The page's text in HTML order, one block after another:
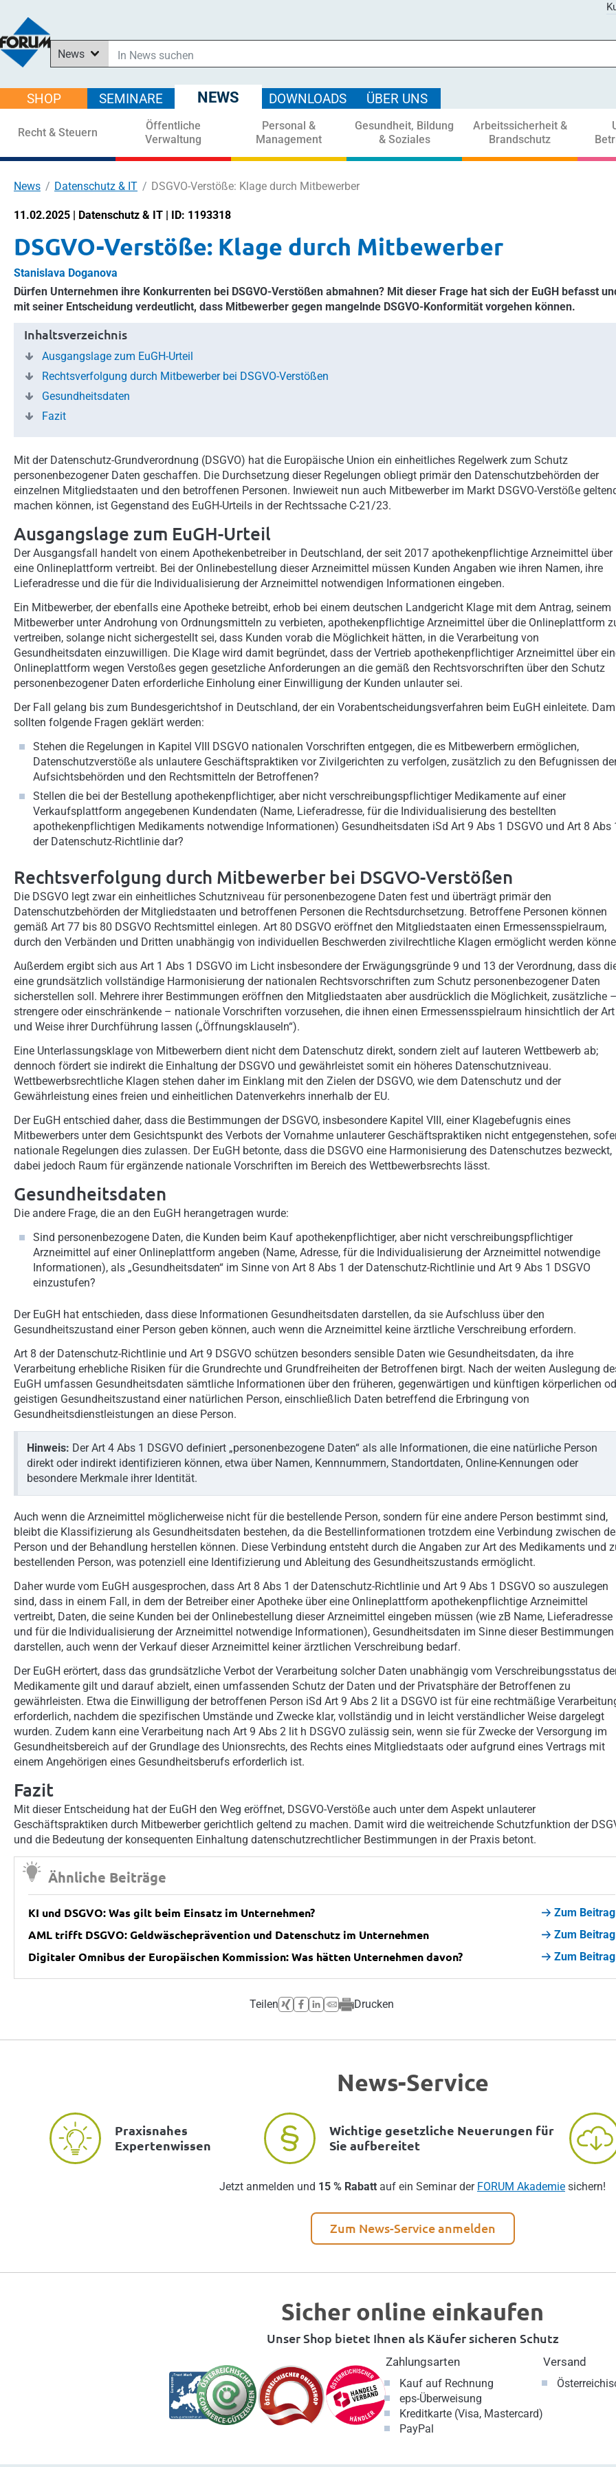
News
In Downloads suchen
Im Shop suchen
In Seminaren suchen
SHOP SEMINARE NEWS DOWNLOADS ÜBER UNS
Recht & Steuern
Öffentliche
Verwaltung
Personal &
Management
Gesundheit, Bildung
& Soziales
Arbeitssicherheit &
Brandschutz
News Datenschutz & IT DSGVO-Verstöße: Klage durch Mitbewerber
11.02.2025 | Datenschutz & IT | ID: 1193318
DSGVO-Verstöße: Klage durch Mitbewerber
Stanislava Doganova
Dürfen Unternehmen ihre Konkurrenten bei DSGVO-Verstößen abmahnen? Mit dieser Frage hat sich der EuGH befasst
mit seiner Entscheidung verdeutlicht, dass Mitbewerber gegen mangelnde DSGVO-Konformität vorgehen können.
Inhaltsverzeichnis
Ausgangslage zum EuGH-Urteil
Rechtsverfolgung durch Mitbewerber bei DSGVO-Verstößen
Gesundheitsdaten
Fazit
Mit der Datenschutz-Grundverordnung (DSGVO) hat die Europäische Union ein einheitliches Regelwerk zum Schutz
personenbezogener Daten geschaffen. Die Durchsetzung dieser Regelungen obliegt primär den Datenschutzbehörden der
einzelnen Mitgliedstaaten und den betroffenen Personen. Inwieweit nun auch Mitbewerber im Markt DSGVO-Verstöße
machen können, ist Gegenstand des EuGH-Urteils in der Rechtssache C-21/23.
Ausgangslage zum EuGH-Urteil
Der Ausgangsfall handelt von einem Apothekenbetreiber in Deutschland, der seit 2017 apothekenpflichtige Arzneimittel über
eine Onlineplattform vertreibt. Bei der Onlinebestellung dieser Arzneimittel müssen Kunden Angaben wie ihren Namen, ihre
Lieferadresse und die für die Individualisierung der Arzneimittel notwendigen Informationen eingeben.
Ein Mitbewerber, der ebenfalls eine Apotheke betreibt, erhob bei einem deutschen Landgericht Klage mit dem Antrag, seinem
Mitbewerber unter Androhung von Ordnungsmitteln zu verbieten, apothekenpflichtige Arzneimittel über die Onlineplattform
vertreiben, solange nicht sichergestellt sei, dass Kunden vorab die Möglichkeit hätten, in die Verarbeitung von
Gesundheitsdaten einzuwilligen. Die Klage wird damit begründet, dass der Vertrieb apothekenpflichtiger Arzneimittel über
Onlineplattform wegen Verstoßes gegen gesetzliche Anforderungen an die gemäß den Rechtsvorschriften über den Schutz
personenbezogener Daten erforderliche Einholung einer Einwilligung der Kunden unlauter sei.
Der Fall gelang bis zum Bundesgerichtshof in Deutschland, der ein Vorabentscheidungsverfahren beim EuGH einleitete.
sollten folgende Fragen geklärt werden:
Stehen die Regelungen in Kapitel VIII DSGVO nationalen Vorschriften entgegen, die es Mitbewerbern ermöglichen,
Datenschutzverstöße als unlautere Geschäftspraktiken vor Zivilgerichten zu verfolgen, zusätzlich zu den Befugnissen
Aufsichtsbehörden und den Rechtsmitteln der Betroffenen?
Stellen die bei der Bestellung apothekenpflichtiger, aber nicht verschreibungspflichtiger Medikamente auf einer
Verkaufsplattform angegebenen Kundendaten (Name, Lieferadresse, für die Individualisierung des bestellten
apothekenpflichtigen Medikaments notwendige Informationen) Gesundheitsdaten iSd Art 9 Abs 1 DSGVO und Art 8 Abs
der Datenschutz-Richtlinie dar?
Rechtsverfolgung durch Mitbewerber bei DSGVO-Verstößen
Die DSGVO legt zwar ein einheitliches Schutzniveau für personenbezogene Daten fest und überträgt primär den
Datenschutzbehörden der Mitgliedstaaten und betroffenen Personen die Rechtsdurchsetzung. Betroffene Personen können
gemäß Art 77 bis 80 DSGVO Rechtsmittel einlegen. Art 80 DSGVO eröffnet den Mitgliedstaaten einen Ermessensspielraum,
durch den Verbänden und Dritten unabhängig von individuellen Beschwerden zivilrechtliche Klagen ermöglicht werden
Außerdem ergibt sich aus Art 1 Abs 1 DSGVO im Licht insbesondere der Erwägungsgründe 9 und 13 der Verordnung, dass
eine grundsätzlich vollständige Harmonisierung der nationalen Rechtsvorschriften zum Schutz personenbezogener Daten
sicherstellen soll. Mehrere ihrer Bestimmungen eröffnen den Mitgliedstaaten aber ausdrücklich die Möglichkeit, zusätzliche –
strengere oder einschränkende – nationale Vorschriften vorzusehen, die ihnen einen Ermessensspielraum hinsichtlich der Art
und Weise ihrer Durchführung lassen („Öffnungsklauseln“).
Eine Unterlassungsklage von Mitbewerbern dient nicht dem Datenschutz direkt, sondern zielt auf lauteren Wettbewerb ab;
dennoch fördert sie indirekt die Einhaltung der DSGVO und gewährleistet somit ein höheres Datenschutzniveau.
Wettbewerbsrechtliche Klagen stehen daher im Einklang mit den Zielen der DSGVO, wie dem Datenschutz und der
Gewährleistung eines freien und einheitlichen Datenverkehrs innerhalb der EU.
Der EuGH entschied daher, dass die Bestimmungen der DSGVO, insbesondere Kapitel VIII, einer Klagebefugnis eines
Mitbewerbers unter dem Gesichtspunkt des Verbots der Vornahme unlauterer Geschäftspraktiken nicht entgegenstehen,
nationale Regelungen dies zulassen. Der EuGH betonte, dass die DSGVO eine Harmonisierung des Datenschutzes bezweckt,
dabei jedoch Raum für ergänzende nationale Vorschriften im Bereich des Wettbewerbsrechts lässt.
Gesundheitsdaten
Die andere Frage, die an den EuGH herangetragen wurde:
Sind personenbezogene Daten, die Kunden beim Kauf apothekenpflichtiger, aber nicht verschreibungspflichtiger
Arzneimittel auf einer Onlineplattform angeben (Name, Adresse, für die Individualisierung der Arzneimittel notwendige
Informationen), als „Gesundheitsdaten“ im Sinne von Art 8 Abs 1 der Datenschutz-Richtlinie und Art 9 Abs 1 DSGVO
einzustufen?
Der EuGH hat entschieden, dass diese Informationen Gesundheitsdaten darstellen, da sie Aufschluss über den
Gesundheitszustand einer Person geben können, auch wenn die Arzneimittel keine ärztliche Verschreibung erfordern.
Art 8 der Datenschutz-Richtlinie und Art 9 DSGVO schützen besonders sensible Daten wie Gesundheitsdaten, da ihre
Verarbeitung erhebliche Risiken für die Grundrechte und Grundfreiheiten der Betroffenen birgt. Nach der weiten Auslegung
EuGH umfassen Gesundheitsdaten sämtliche Informationen über den früheren, gegenwärtigen und künftigen körperlichen
geistigen Gesundheitszustand einer natürlichen Person, einschließlich Daten betreffend die Erbringung von
Gesundheitsdienstleistungen an diese Person.
Hinweis: Der Art 4 Abs 1 DSGVO definiert „personenbezogene Daten“ als alle Informationen, die eine natürliche Person
direkt oder indirekt identifizieren können, etwa über Namen, Kennnummern, Standortdaten, Online-Kennungen oder
besondere Merkmale ihrer Identität.
Auch wenn die Arzneimittel möglicherweise nicht für die bestellende Person, sondern für eine andere Person bestimmt sind,
bleibt die Klassifizierung als Gesundheitsdaten bestehen, da die Bestellinformationen trotzdem eine Verbindung zwischen
Person und der Behandlung herstellen können. Diese Verbindung entsteht durch die Angaben zur Art des Medikaments und
bestellenden Person, was potenziell eine Identifizierung und Ableitung des Gesundheitszustands ermöglicht.
Daher wurde vom EuGH ausgesprochen, dass Art 8 Abs 1 der Datenschutz-Richtlinie und Art 9 Abs 1 DSGVO so auszulegen
sind, dass in einem Fall, in dem der Betreiber einer Apotheke über eine Onlineplattform apothekenpflichtige Arzneimittel
vertreibt, Daten, die seine Kunden bei der Onlinebestellung dieser Arzneimittel eingeben müssen (wie zB Name, Lieferadresse
und für die Individualisierung der Arzneimittel notwendige Informationen), Gesundheitsdaten im Sinne dieser Bestimmungen
darstellen, auch wenn der Verkauf dieser Arzneimittel keiner ärztlichen Verschreibung bedarf.
Der EuGH erörtert, dass das grundsätzliche Verbot der Verarbeitung solcher Daten unabhängig vom Verschreibungsstatus
Medikamente gilt und darauf abzielt, einen umfassenden Schutz der Daten und der Privatsphäre der Betroffenen zu
gewährleisten. Etwa die Einwilligung der betroffenen Person iSd Art 9 Abs 2 lit a DSGVO ist für eine rechtmäßige
erforderlich, nachdem die spezifischen Umstände und Zwecke klar, vollständig und in leicht verständlicher Weise dargelegt
wurden. Zudem kann eine Verarbeitung nach Art 9 Abs 2 lit h DSGVO zulässig sein, wenn sie für Zwecke der Versorgung im
Gesundheitsbereich auf der Grundlage des Unionsrechts, des Rechts eines Mitgliedstaats oder aufgrund eines Vertrags mit
einem Angehörigen eines Gesundheitsberufs erforderlich ist.
Fazit
Mit dieser Entscheidung hat der EuGH den Weg eröffnet, DSGVO-Verstöße auch unter dem Aspekt unlauterer
Geschäftspraktiken durch Mitbewerber gerichtlich geltend zu machen. Damit wird die weitreichende Schutzfunktion der
und die Bedeutung der konsequenten Einhaltung datenschutzrechtlicher Bestimmungen in der Praxis betont.
Ähnliche Beiträge
KI und DSGVO: Was gilt beim Einsatz im Unternehmen? Zum Beitrag
AML trifft DSGVO: Geldwäscheprävention und Datenschutz im Unternehmen Zum Beitrag
Digitaler Omnibus der Europäischen Kommission: Was hätten Unternehmen davon? Zum Beitrag
Teilen Drucken
News-Service
Praxisnahes
Expertenwissen
Wichtige gesetzliche Neuerungen für
Sie aufbereitet
Jetzt anmelden und 15 % Rabatt auf ein Seminar der FORUM Akademie sichern!
Zum News-Service anmelden
Sicher online einkaufen
Unser Shop bietet Ihnen als Käufer sicheren Schutz
Zahlungsarten
Kauf auf Rechnung
eps-Überweisung
Kreditkarte (Visa, Mastercard)
PayPal
Versand